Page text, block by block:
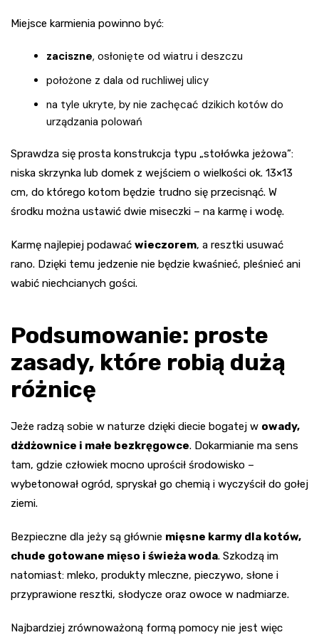
Miejsce karmienia powinno być:
zaciszne, osłonięte od wiatru i deszczu
położone z dala od ruchliwej ulicy
na tyle ukryte, by nie zachęcać dzikich kotów do
urządzania polowań
Sprawdza się prosta konstrukcja typu „stołówka jeżowa”:
niska skrzynka lub domek z wejściem o wielkości ok. 13×13
cm, do którego kotom będzie trudno się przecisnąć. W
środku można ustawić dwie miseczki – na karmę i wodę.
Karmę najlepiej podawać wieczorem, a resztki usuwać
rano. Dzięki temu jedzenie nie będzie kwaśnieć, pleśnieć ani
wabić niechcianych gości.
Podsumowanie: proste
zasady, które robią dużą
różnicę
Jeże radzą sobie w naturze dzięki diecie bogatej w owady,
dżdżownice i małe bezkręgowce. Dokarmianie ma sens
tam, gdzie człowiek mocno uprościł środowisko –
wybetonował ogród, spryskał go chemią i wyczyścił do gołej
ziemi.
Bezpieczne dla jeży są głównie mięsne karmy dla kotów,
chude gotowane mięso i świeża woda. Szkodzą im
natomiast: mleko, produkty mleczne, pieczywo, słone i
przyprawione resztki, słodycze oraz owoce w nadmiarze.
Najbardziej zrównoważoną formą pomocy nie jest więc